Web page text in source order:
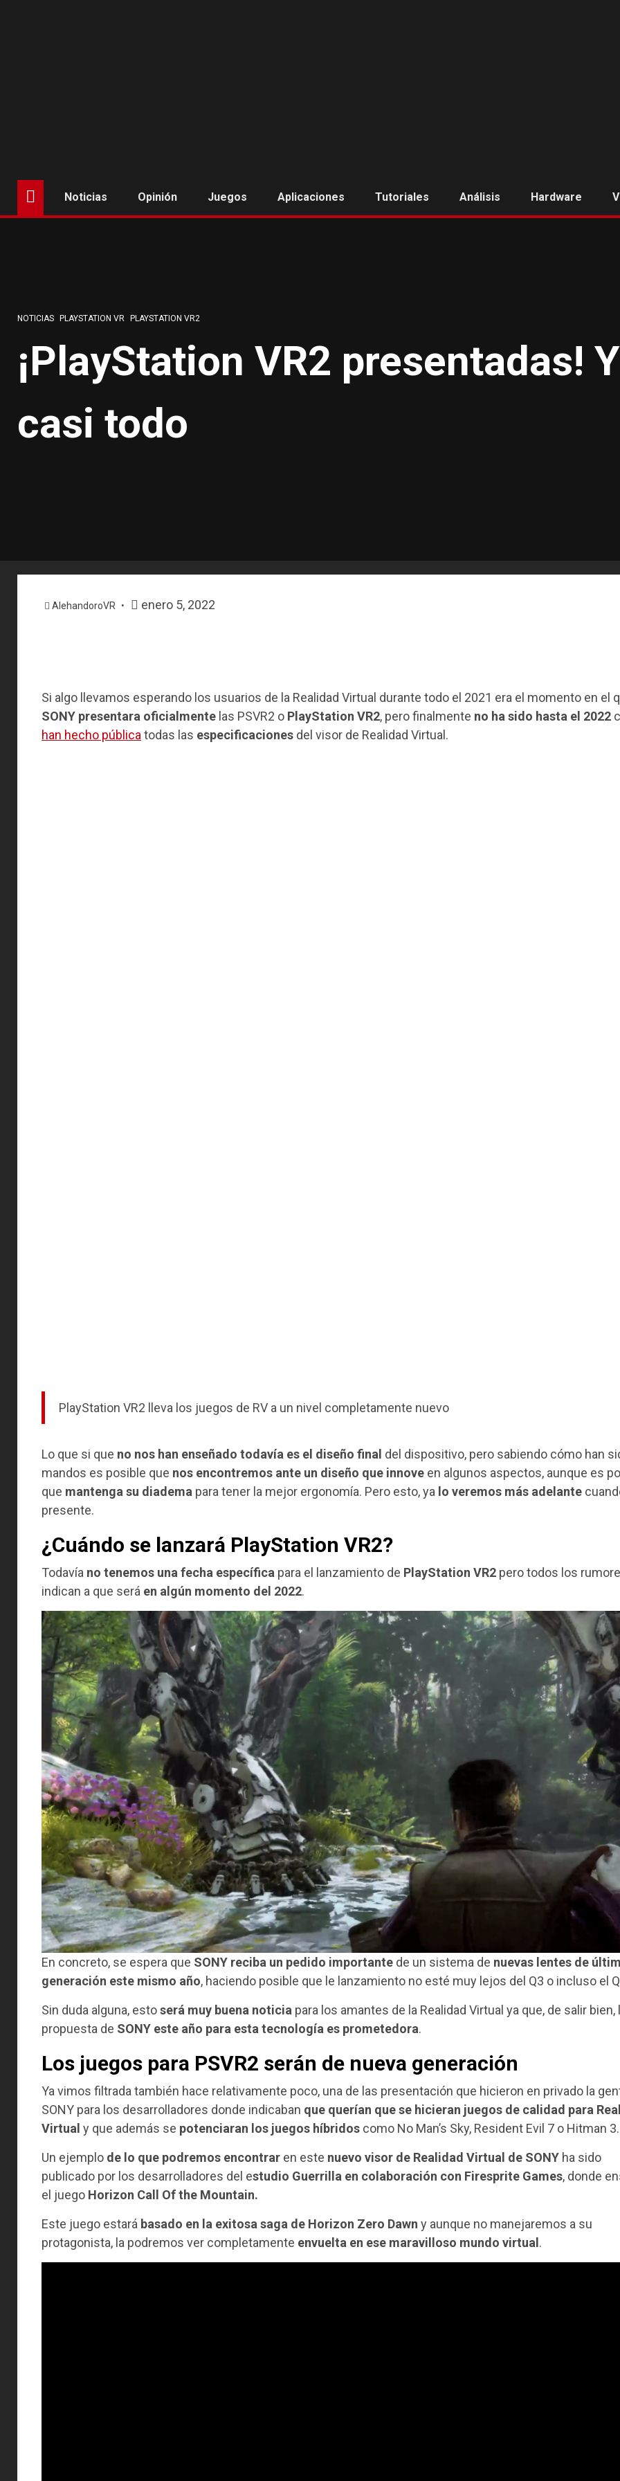
Noticias Opinión Juegos Aplicaciones Tutoriales Análisis Hardware
NOTICIAS PLAYSTATION VR PLAYSTATION VR2
¡PlayStation VR2 presentadas!
casi todo
AlehandoroVR enero 5, 2022
Si algo llevamos esperando los usuarios de la Realidad Virtual durante todo el 2021 era el momento en el
SONY presentara oficialmente las PSVR2 o PlayStation VR2, pero finalmente no ha sido hasta el 2022
han hecho pública todas las especificaciones del visor de Realidad Virtual.
PlayStation VR2 lleva los juegos de RV a un nivel completamente nuevo
Lo que si que no nos han enseñado todavía es el diseño final del dispositivo, pero sabiendo cómo han
mandos es posible que nos encontremos ante un diseño que innove en algunos aspectos, aunque es
que mantenga su diadema para tener la mejor ergonomía. Pero esto, ya lo veremos más adelante
presente.
¿Cuándo se lanzará PlayStation VR2?
Todavía no tenemos una fecha específica para el lanzamiento de PlayStation VR2 pero todos los
indican a que será en algún momento del 2022.
En concreto, se espera que SONY reciba un pedido importante de un sistema de nuevas lentes de
generación este mismo año, haciendo posible que le lanzamiento no esté muy lejos del Q3 o incluso el
Sin duda alguna, estoserá muy buena noticia para los amantes de la Realidad Virtual ya que, de salir bien,
propuesta de SONY este año para esta tecnología es prometedora.
Los juegos para PSVR2 serán de nueva generación
Ya vimos filtrada también hace relativamente poco, una de las presentación que hicieron en privado la
SONY para los desarrolladores donde indicaban que querían que se hicieran juegos de calidad para
Virtual y que además se potenciaran los juegos híbridos como No Man’s Sky, Resident Evil 7 o Hitman 3.
Un ejemplo de lo que podremos encontrar en este nuevo visor de Realidad Virtual de SONY ha sido
publicado por los desarrolladores del estudio Guerrilla en colaboración con Firesprite Games, donde
el juego Horizon Call Of the Mountain.
Este juego estará basado en la exitosa saga de Horizon Zero Dawn y aunque no manejaremos a su
protagonista, la podremos ver completamente envuelta en ese maravilloso mundo virtual .